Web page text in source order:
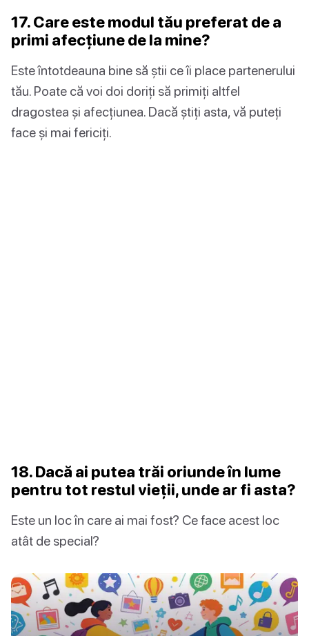
17. Care este modul tău preferat de a
primi afecțiune de la mine?
Este întotdeauna bine să știi ce îi place partenerului
tău. Poate că voi doi doriți să primiți altfel
dragostea și afecțiunea. Dacă știți asta, vă puteți
face și mai fericiți.
18. Dacă ai putea trăi oriunde în lume
pentru tot restul vieții, unde ar fi asta?
Este un loc în care ai mai fost? Ce face acest loc
atât de special?